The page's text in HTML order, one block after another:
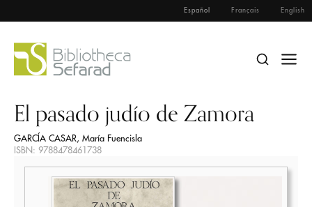
Español Français English
El pasado judío de Zamora
GARCÍA CASAR, María Fuencisla
ISBN: 9788478461738